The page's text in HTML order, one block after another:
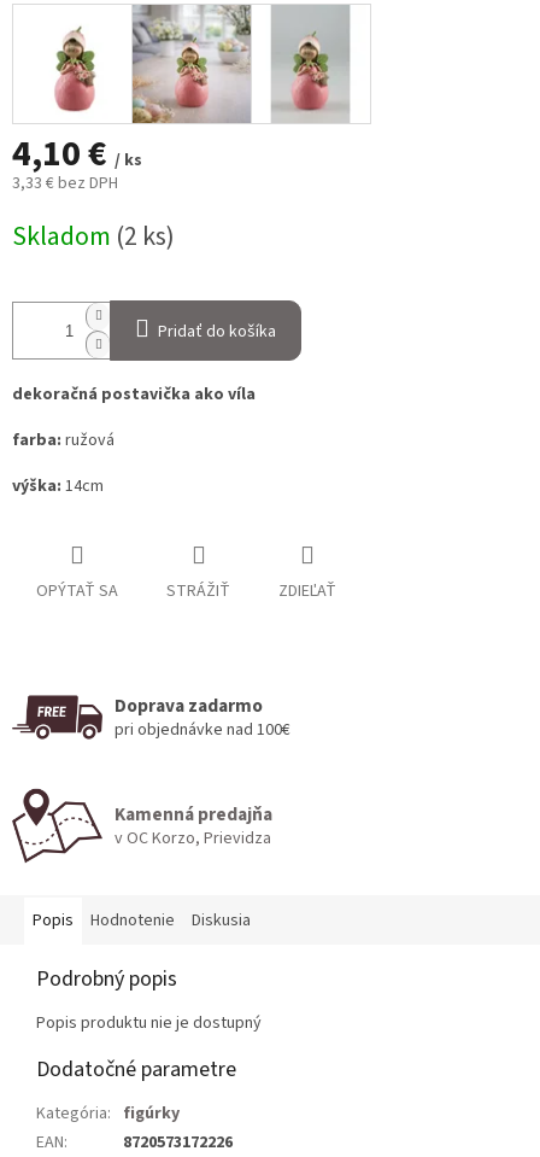
4,10 € / ks
3,33 € bez DPH
cena:
Skladom (2 ks)
Pridať do košíka
dekoračná postavička ako víla
farba: ružová
výška: 14cm
OPÝTAŤ SA STRÁŽIŤ ZDIEĽAŤ
Doprava zadarmo
pri objednávke nad 100€
Kamenná predajňa
v OC Korzo, Prievidza
Popis Hodnotenie Diskusia
Podrobný popis
Popis produktu nie je dostupný
Dodatočné parametre
Kategória: figúrky
EAN: 8720573172226